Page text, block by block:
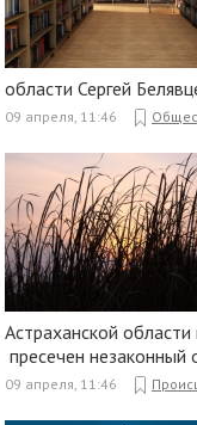
области Сергей
09 апреля, 11:46
Астраханской
пресечен
09 апреля, 11:46